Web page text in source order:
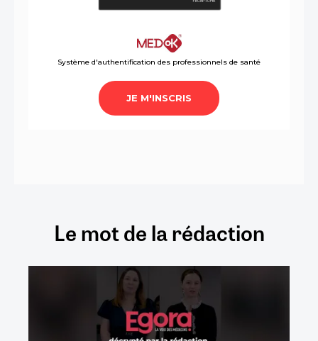
Le mot de la rédaction